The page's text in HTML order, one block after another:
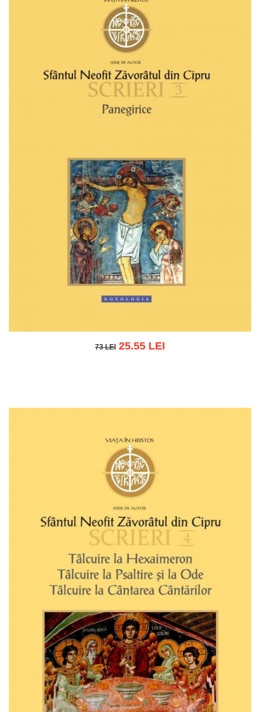
73 LEI
73 LEI 25.55 LEI